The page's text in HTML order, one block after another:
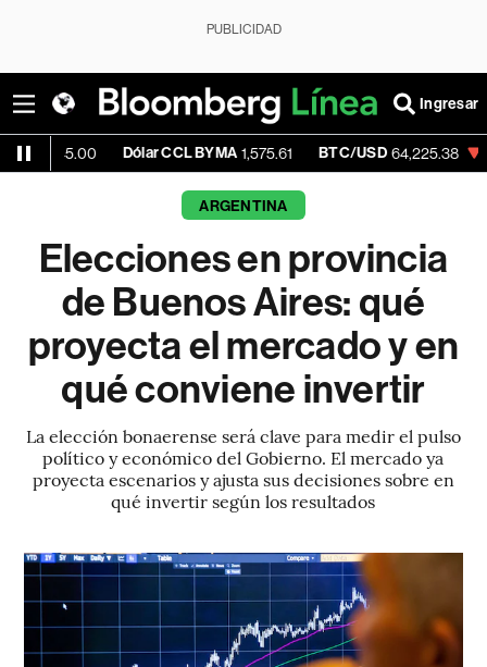
PUBLICIDAD
Ingresar
Dólar CCL BYMA 1,575.61 BTC/USD 64,225.38 -0.11%
ARGENTINA
Elecciones en provincia
de Buenos Aires: qué
proyecta el mercado y en
qué conviene invertir
La elección bonaerense será clave para medir el pulso
político y económico del Gobierno. El mercado ya
proyecta escenarios y ajusta sus decisiones sobre en
qué invertir según los resultados